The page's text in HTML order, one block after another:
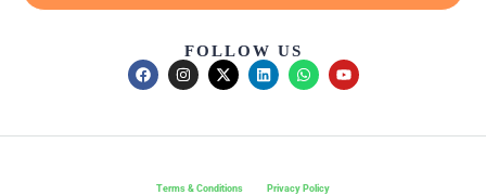
FOLLOW US
Terms & Conditions Privacy Policy